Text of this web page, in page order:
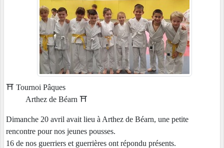
⛩️ Tournoi Pâques
Arthez de Béarn ⛩️
Dimanche 20 avril avait lieu à Arthez de Béarn, une petite
rencontre pour nos jeunes pousses.
16 de nos guerriers et guerrières ont répondu présents.